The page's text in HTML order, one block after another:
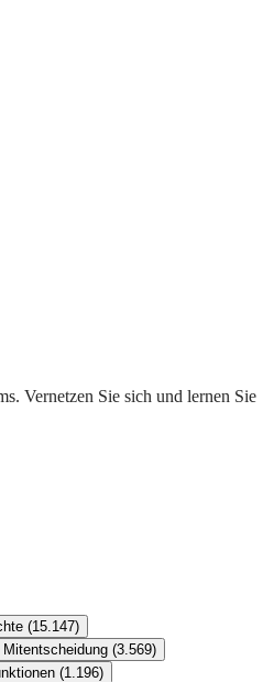
Vernetzen Sie sich und lernen Sie
(15.147)
(3.569)
(1.196)